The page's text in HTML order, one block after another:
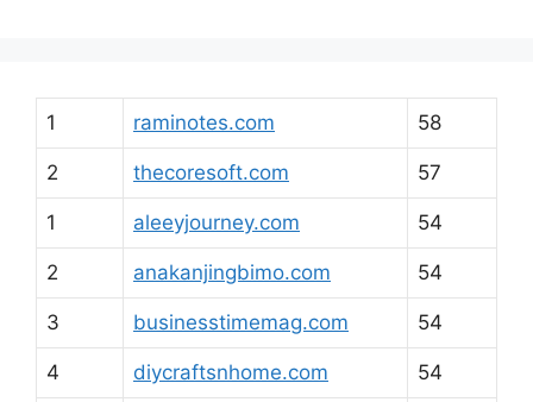
1 raminotes.com 58
2 thecoresoft.com 57
1 aleeyjourney.com 54
2 anakanjingbimo.com 54
3 businesstimemag.com 54
4 diycraftsnhome.com 54